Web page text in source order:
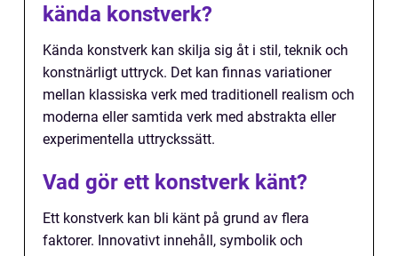
kända konstverk?
Kända konstverk kan skilja sig åt i stil, teknik och
konstnärligt uttryck. Det kan finnas variationer
mellan klassiska verk med traditionell realism och
moderna eller samtida verk med abstrakta eller
experimentella uttryckssätt.
Vad gör ett konstverk känt?
Ett konstverk kan bli känt på grund av flera
faktorer. Innovativt innehåll, symbolik och